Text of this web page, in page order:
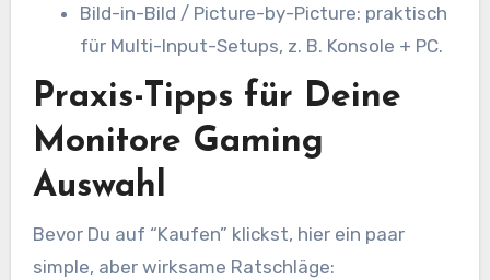
Bild-in-Bild / Picture-by-Picture: praktisch
für Multi-Input-Setups, z. B. Konsole + PC.
Praxis-Tipps für Deine
Monitore Gaming
Auswahl
Bevor Du auf “Kaufen” klickst, hier ein paar
simple, aber wirksame Ratschläge: